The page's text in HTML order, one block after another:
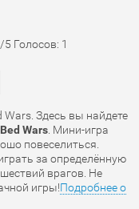
/5 Голосов: 1
Wars. Здесь вы найдете
Wars . Мини-игра
повеселиться.
за определённую
врагов. Не
игры!Подробнее о